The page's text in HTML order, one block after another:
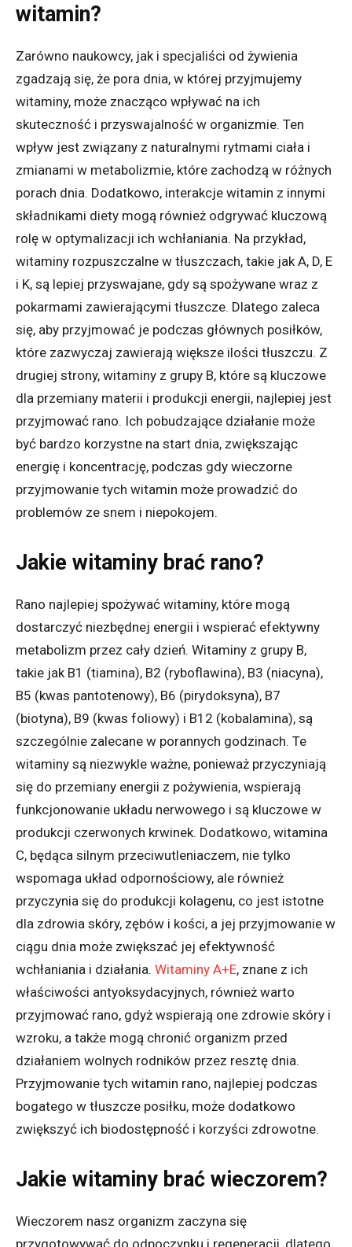
witamin?
Zarówno naukowcy, jak i specjaliści od żywienia
zgadzają się, że pora dnia, w której przyjmujemy
witaminy, może znacząco wpływać na ich
skuteczność i przyswajalność w organizmie. Ten
wpływ jest związany z naturalnymi rytmami ciała i
zmianami w metabolizmie, które zachodzą w różnych
porach dnia. Dodatkowo, interakcje witamin z innymi
składnikami diety mogą również odgrywać kluczową
rolę w optymalizacji ich wchłaniania. Na przykład,
witaminy rozpuszczalne w tłuszczach, takie jak A, D, E
i K, są lepiej przyswajane, gdy są spożywane wraz z
pokarmami zawierającymi tłuszcze. Dlatego zaleca
się, aby przyjmować je podczas głównych posiłków,
które zazwyczaj zawierają większe ilości tłuszczu. Z
drugiej strony, witaminy z grupy B, które są kluczowe
dla przemiany materii i produkcji energii, najlepiej jest
przyjmować rano. Ich pobudzające działanie może
być bardzo korzystne na start dnia, zwiększając
energię i koncentrację, podczas gdy wieczorne
przyjmowanie tych witamin może prowadzić do
problemów ze snem i niepokojem.
Jakie witaminy brać rano?
Rano najlepiej spożywać witaminy, które mogą
dostarczyć niezbędnej energii i wspierać efektywny
metabolizm przez cały dzień. Witaminy z grupy B,
takie jak B1 (tiamina), B2 (ryboflawina), B3 (niacyna),
B5 (kwas pantotenowy), B6 (pirydoksyna), B7
(biotyna), B9 (kwas foliowy) i B12 (kobalamina), są
szczególnie zalecane w porannych godzinach. Te
witaminy są niezwykle ważne, ponieważ przyczyniają
się do przemiany energii z pożywienia, wspierają
funkcjonowanie układu nerwowego i są kluczowe w
produkcji czerwonych krwinek. Dodatkowo, witamina
C, będąca silnym przeciwutleniaczem, nie tylko
wspomaga układ odpornościowy, ale również
przyczynia się do produkcji kolagenu, co jest istotne
dla zdrowia skóry, zębów i kości, a jej przyjmowanie w
ciągu dnia może zwiększać jej efektywność
wchłaniania i działania. Witaminy A+E, znane z ich
właściwości antyoksydacyjnych, również warto
przyjmować rano, gdyż wspierają one zdrowie skóry i
wzroku, a także mogą chronić organizm przed
działaniem wolnych rodników przez resztę dnia.
Przyjmowanie tych witamin rano, najlepiej podczas
bogatego w tłuszcze posiłku, może dodatkowo
zwiększyć ich biodostępność i korzyści zdrowotne.
Jakie witaminy brać wieczorem?
Wieczorem nasz organizm zaczyna się
przygotowywać do odpoczynku i regeneracji, dlatego